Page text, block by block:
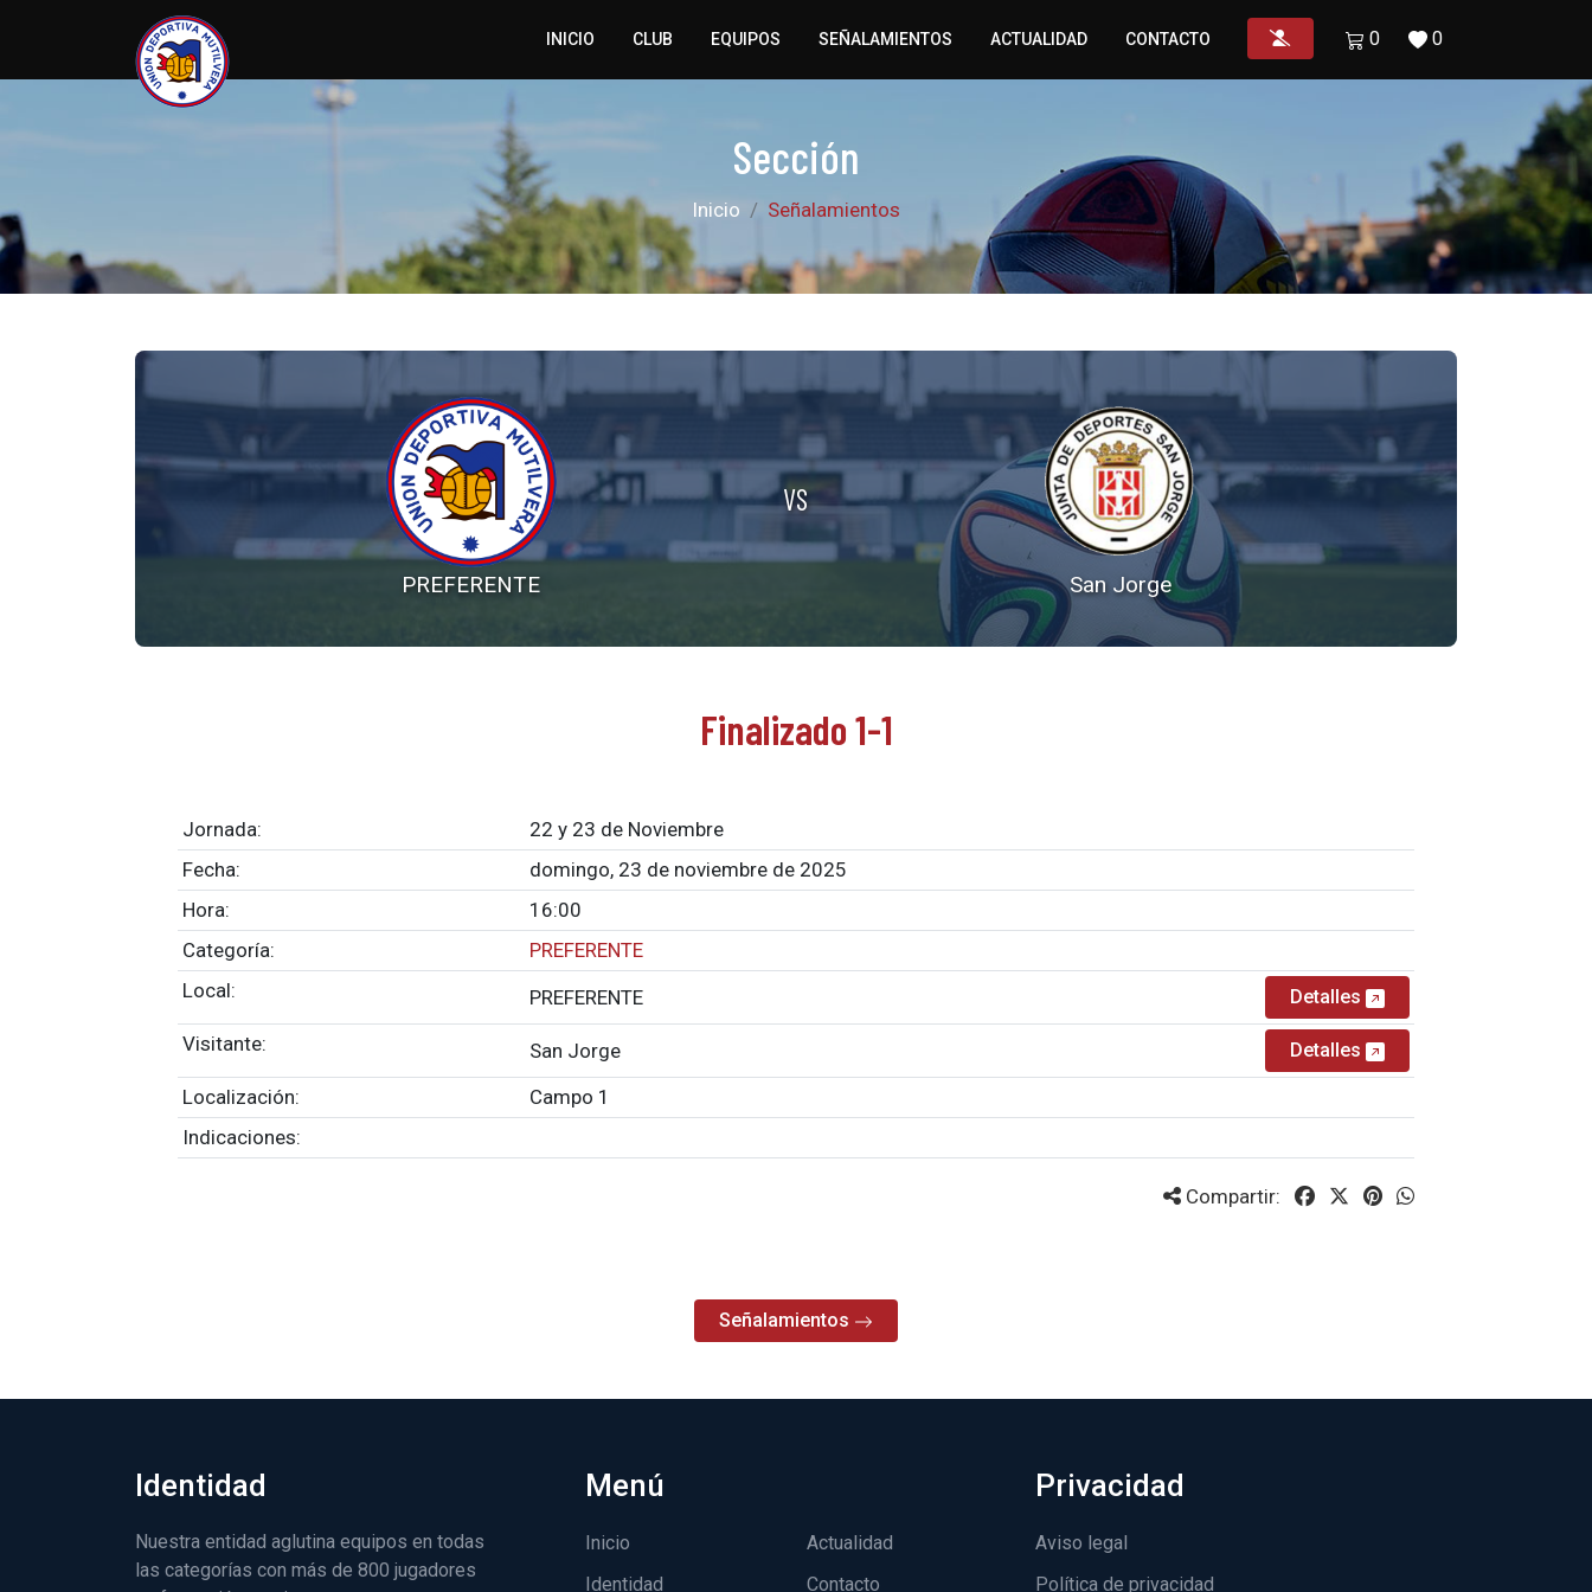
INICIO CLUB EQUIPOS SEÑALAMIENTOS ACTUALIDAD CONTACTO 0 0
Sección
Inicio Señalamientos
PREFERENTE
VS
San Jorge
Finalizado 1-1
Jornada:
22 y 23 de Noviembre
Fecha:
domingo, 23 de noviembre de 2025
Hora:
16:00
Categoría:
PREFERENTE
Local:
PREFERENTE Detalles
Visitante: San Jorge Detalles
Localización:
Campo 1
Indicaciones:
Compartir:
Señalamientos
Identidad
Nuestra entidad aglutina equipos en todas
las categorías con más de 800 jugadores
Menú
Inicio
Identidad
Actualidad
Contacto
Privacidad
Aviso legal
Política de privacidad